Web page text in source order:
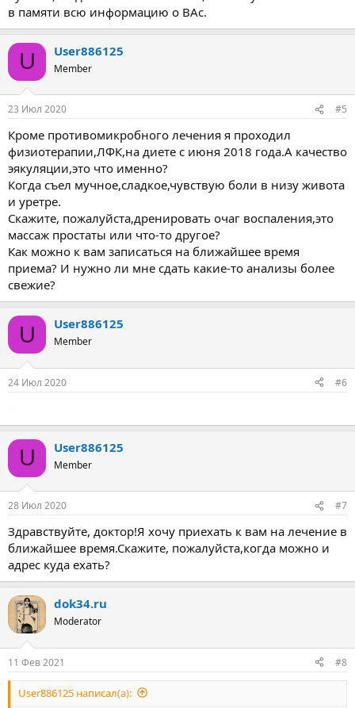
в памяти всю информацию о ВАс.
U User886125
Member
23 Июл 2020 #5
Кроме противомикробного лечения я проходил
физиотерапии,ЛФК,на диете с июня 2018 года.А качество
эякуляции,это что именно?
Когда съел мучное,сладкое,чувствую боли в низу живота
и уретре.
Скажите, пожалуйста,дренировать очаг воспаления,это
массаж простаты или что-то другое?
Как можно к вам записаться на ближайшее время
приема? И нужно ли мне сдать какие-то анализы более
свежие?
U User886125
Member
24 Июл 2020 #6
U User886125
Member
28 Июл 2020 #7
Здравствуйте, доктор!Я хочу приехать к вам на лечение в
ближайшее время.Скажите, пожалуйста,когда можно и
адрес куда ехать?
dok34.ru
Moderator
11 Фев 2021 #8
User886125 написал(а):